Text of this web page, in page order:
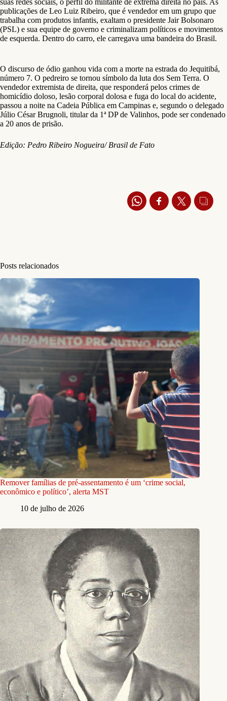
suas redes sociais, o perfil do militante de extrema direita no país. As
publicações de Leo Luiz Ribeiro, que é vendedor em um grupo que
trabalha com produtos infantis, exaltam o presidente Jair Bolsonaro
(PSL) e sua equipe de governo e criminalizam políticos e movimentos
de esquerda. Dentro do carro, ele carregava uma bandeira do Brasil.
O discurso de ódio ganhou vida com a morte na estrada do Jequitibá,
número 7. O pedreiro se tornou símbolo da luta dos Sem Terra. O
vendedor extremista de direita, que responderá pelos crimes de
homicídio doloso, lesão corporal dolosa e fuga do local do acidente,
passou a noite na Cadeia Pública em Campinas e, segundo o delegado
Júlio César Brugnoli, titular da 1ª DP de Valinhos, pode ser condenado
a 20 anos de prisão.
Edição: Pedro Ribeiro Nogueira/ Brasil de Fato
Posts relacionados
Remover famílias de pré-assentamento é um ‘crime social,
econômico e político’, alerta MST
10 de julho de 2026